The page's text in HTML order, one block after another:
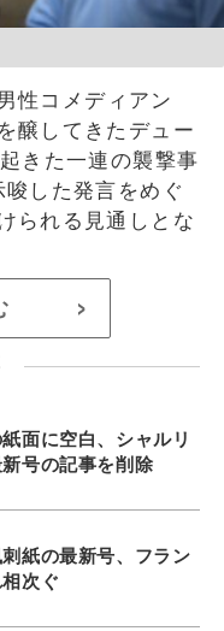
性コメディアン
醸してきたデュー
きた一連の襲撃事
した発言をめぐ
られる見通しとな
>
面に空白、シャルリ
号の記事を削除
紙の最新号、フラン
次ぐ